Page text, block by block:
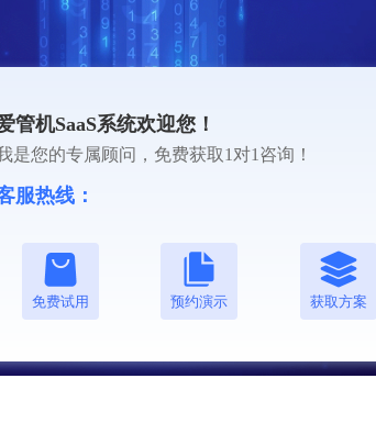
管机SaaS系统欢迎您！
是您的专属顾问，免费获取1对1咨询！
服热线：
免费试用 预约演示 获取方案